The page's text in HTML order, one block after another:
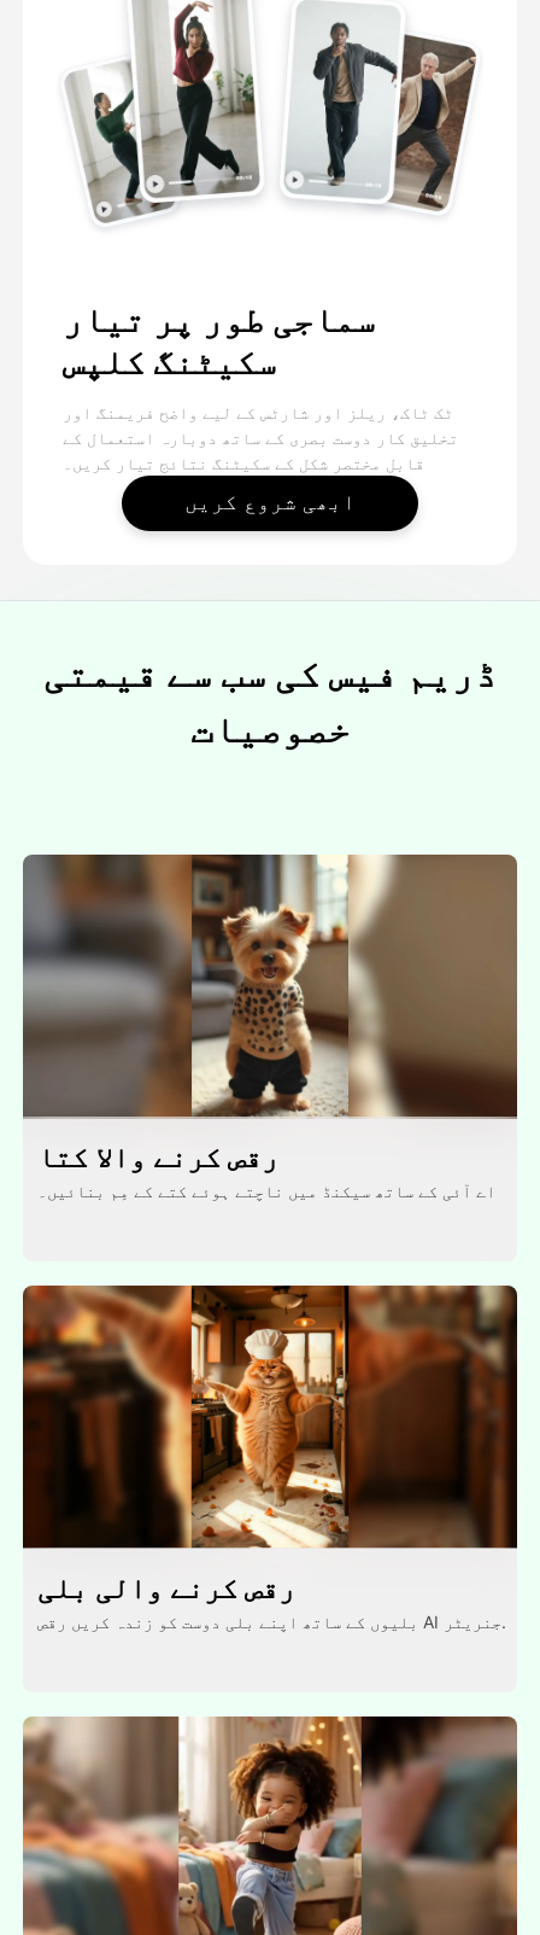
سماجی طور پر تیار
سکیٹنگ کلپس
ٹک ٹاک، ریلز اور شارٹس کے لیے واضح فریمنگ اور
تخلیق کار دوست بصری کے ساتھ دوبارہ استعمال کے
قابل مختصر شکل کے سکیٹنگ نتائج تیار کریں۔
ابھی شروع کریں
ڈریم فیس کی سب سے قیمتی
خصوصیات
رقص کرنے والا کتا
اے آئی کے ساتھ سیکنڈ میں ناچتے ہوئے کتے کے مِم بنائیں۔
رقص کرنے والی بلی
بلیوں کے ساتھ اپنے بلی دوست کو زندہ کریں رقص AI جنریٹر.